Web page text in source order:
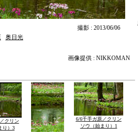
撮影 : 2013/06/06
奥日光
画像提供 : NIKKOMAN
クリン
り）3
6/6千手ガ原／クリン
ソウ（始まり）1